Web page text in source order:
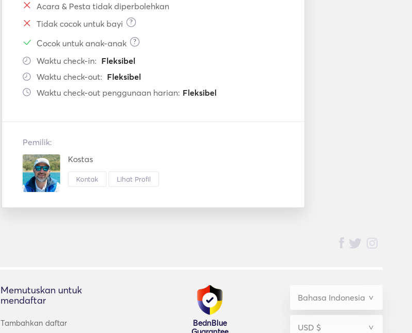
Acara & Pesta tidak diperbolehkan
Tidak cocok untuk bayi
?
Cocok untuk anak-anak ?
Waktu check-in: Fleksibel
Waktu check-out: Fleksibel
Waktu check-out penggunaan harian: Fleksibel
Pemilik:
Kostas
Kontak Lihat Profil
Memutuskan untuk
mendaftar
Tambahkan daftar
BednBlue